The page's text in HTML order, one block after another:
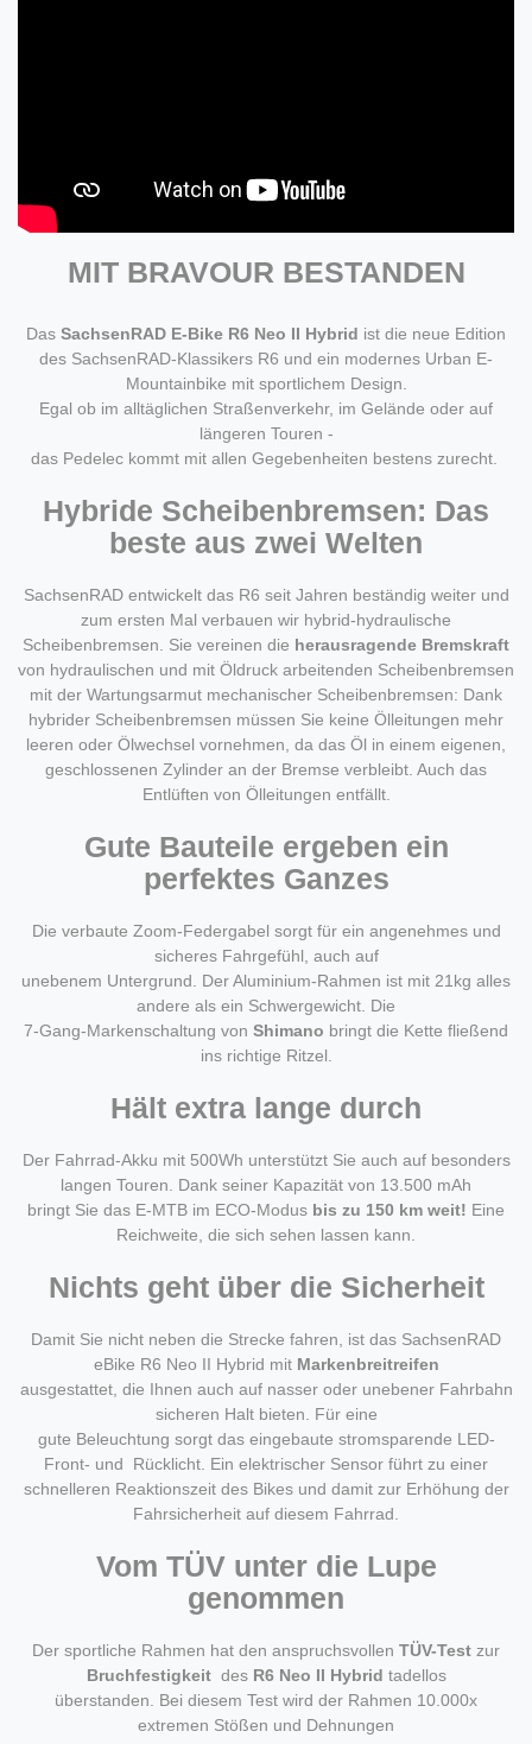
MIT BRAVOUR BESTANDEN
Das SachsenRAD E-Bike R6 Neo II Hybrid ist die neue Edition
des SachsenRAD-Klassikers R6 und ein modernes Urban E-
Mountainbike mit sportlichem Design.
Egal ob im alltäglichen Straßenverkehr, im Gelände oder auf
längeren Touren -
das Pedelec kommt mit allen Gegebenheiten bestens zurecht.
Hybride Scheibenbremsen: Das
beste aus zwei Welten
SachsenRAD entwickelt das R6 seit Jahren beständig weiter und
zum ersten Mal verbauen wir hybrid-hydraulische
Scheibenbremsen. Sie vereinen die herausragende Bremskraft
von hydraulischen und mit Öldruck arbeitenden Scheibenbremsen
mit der Wartungsarmut mechanischer Scheibenbremsen: Dank
hybrider Scheibenbremsen müssen Sie keine Ölleitungen mehr
leeren oder Ölwechsel vornehmen, da das Öl in einem eigenen,
geschlossenen Zylinder an der Bremse verbleibt. Auch das
Entlüften von Ölleitungen entfällt.
Gute Bauteile ergeben ein
perfektes Ganzes
Die verbaute Zoom-Federgabel sorgt für ein angenehmes und
sicheres Fahrgefühl, auch auf
unebenem Untergrund. Der Aluminium-Rahmen ist mit 21kg alles
andere als ein Schwergewicht. Die
7-Gang-Markenschaltung von Shimano bringt die Kette fließend
ins richtige Ritzel.
Hält extra lange durch
Der Fahrrad-Akku mit 500Wh unterstützt Sie auch auf besonders
langen Touren. Dank seiner Kapazität von 13.500 mAh
bringt Sie das E-MTB im ECO-Modus bis zu 150 km weit! Eine
Reichweite, die sich sehen lassen kann.
Nichts geht über die Sicherheit
Damit Sie nicht neben die Strecke fahren, ist das SachsenRAD
eBike R6 Neo II Hybrid mit Markenbreitreifen
ausgestattet, die Ihnen auch auf nasser oder unebener Fahrbahn
sicheren Halt bieten. Für eine
gute Beleuchtung sorgt das eingebaute stromsparende LED-
Front- und Rücklicht. Ein elektrischer Sensor führt zu einer
schnelleren Reaktionszeit des Bikes und damit zur Erhöhung der
Fahrsicherheit auf diesem Fahrrad.
Vom TÜV unter die Lupe
genommen
Der sportliche Rahmen hat den anspruchsvollen TÜV-Test zur
BruchfestigkeitdesR6 Neo II Hybrid tadellos
überstanden. Bei diesem Test wird der Rahmen 10.000x
extremen Stößen und Dehnungen